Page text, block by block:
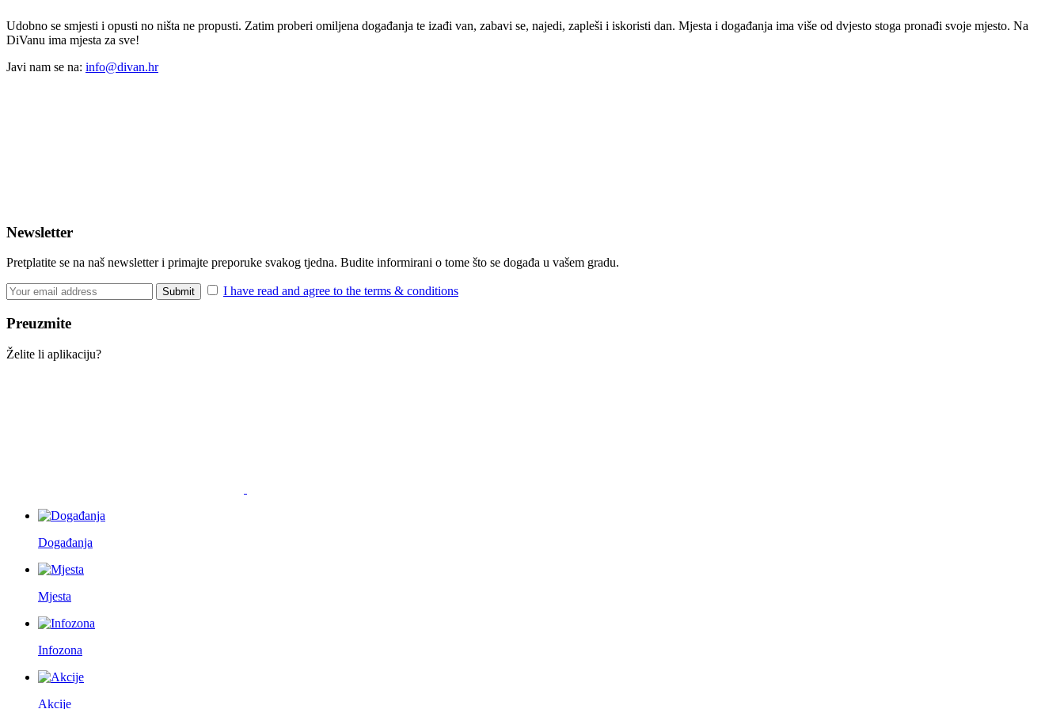
Udobno se smjesti i opusti no ništa ne propusti. Zatim proberi omiljena događanja te izađi van, zabavi se, najedi, zapleši i iskoristi dan. Mjesta i događanja ima više od dvjesto stoga pronađi svoje mjesto. Na
DiVanu ima mjesta za sve!
Javi nam se na: info@divan.hr
Newsletter
Pretplatite se na naš newsletter i primajte preporuke svakog tjedna. Budite informirani o tome što se događa u vašem gradu.
I have read and agree to the terms & conditions
Preuzmite
Želite li aplikaciju?
Događanja
Mjesta
Infozona
Akcije